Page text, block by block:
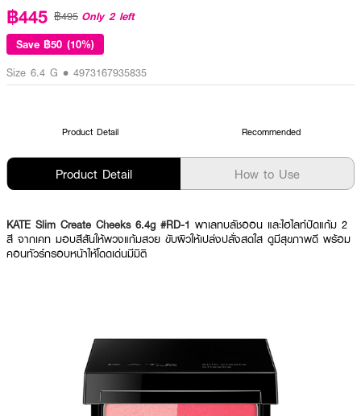
฿445 ฿495 Only 2 left
Save ฿50 (10%)
Size 6.4 G • 4973167935835
Product Detail Recommended
Product Detail How to Use
KATE Slim Create Cheeks 6.4g #RD-1 พาเลทบลัชออน และไฮไลท์ปัดแก้ม 2
สี จากเคท มอบสีสันให้พวงแก้มสวย ขับผิวให้เปล่งปลั่งสดใส ดูมีสุขภาพดี พร้อม
คอนทัวร์กรอบหน้าให้โดดเด่นมีมิติ